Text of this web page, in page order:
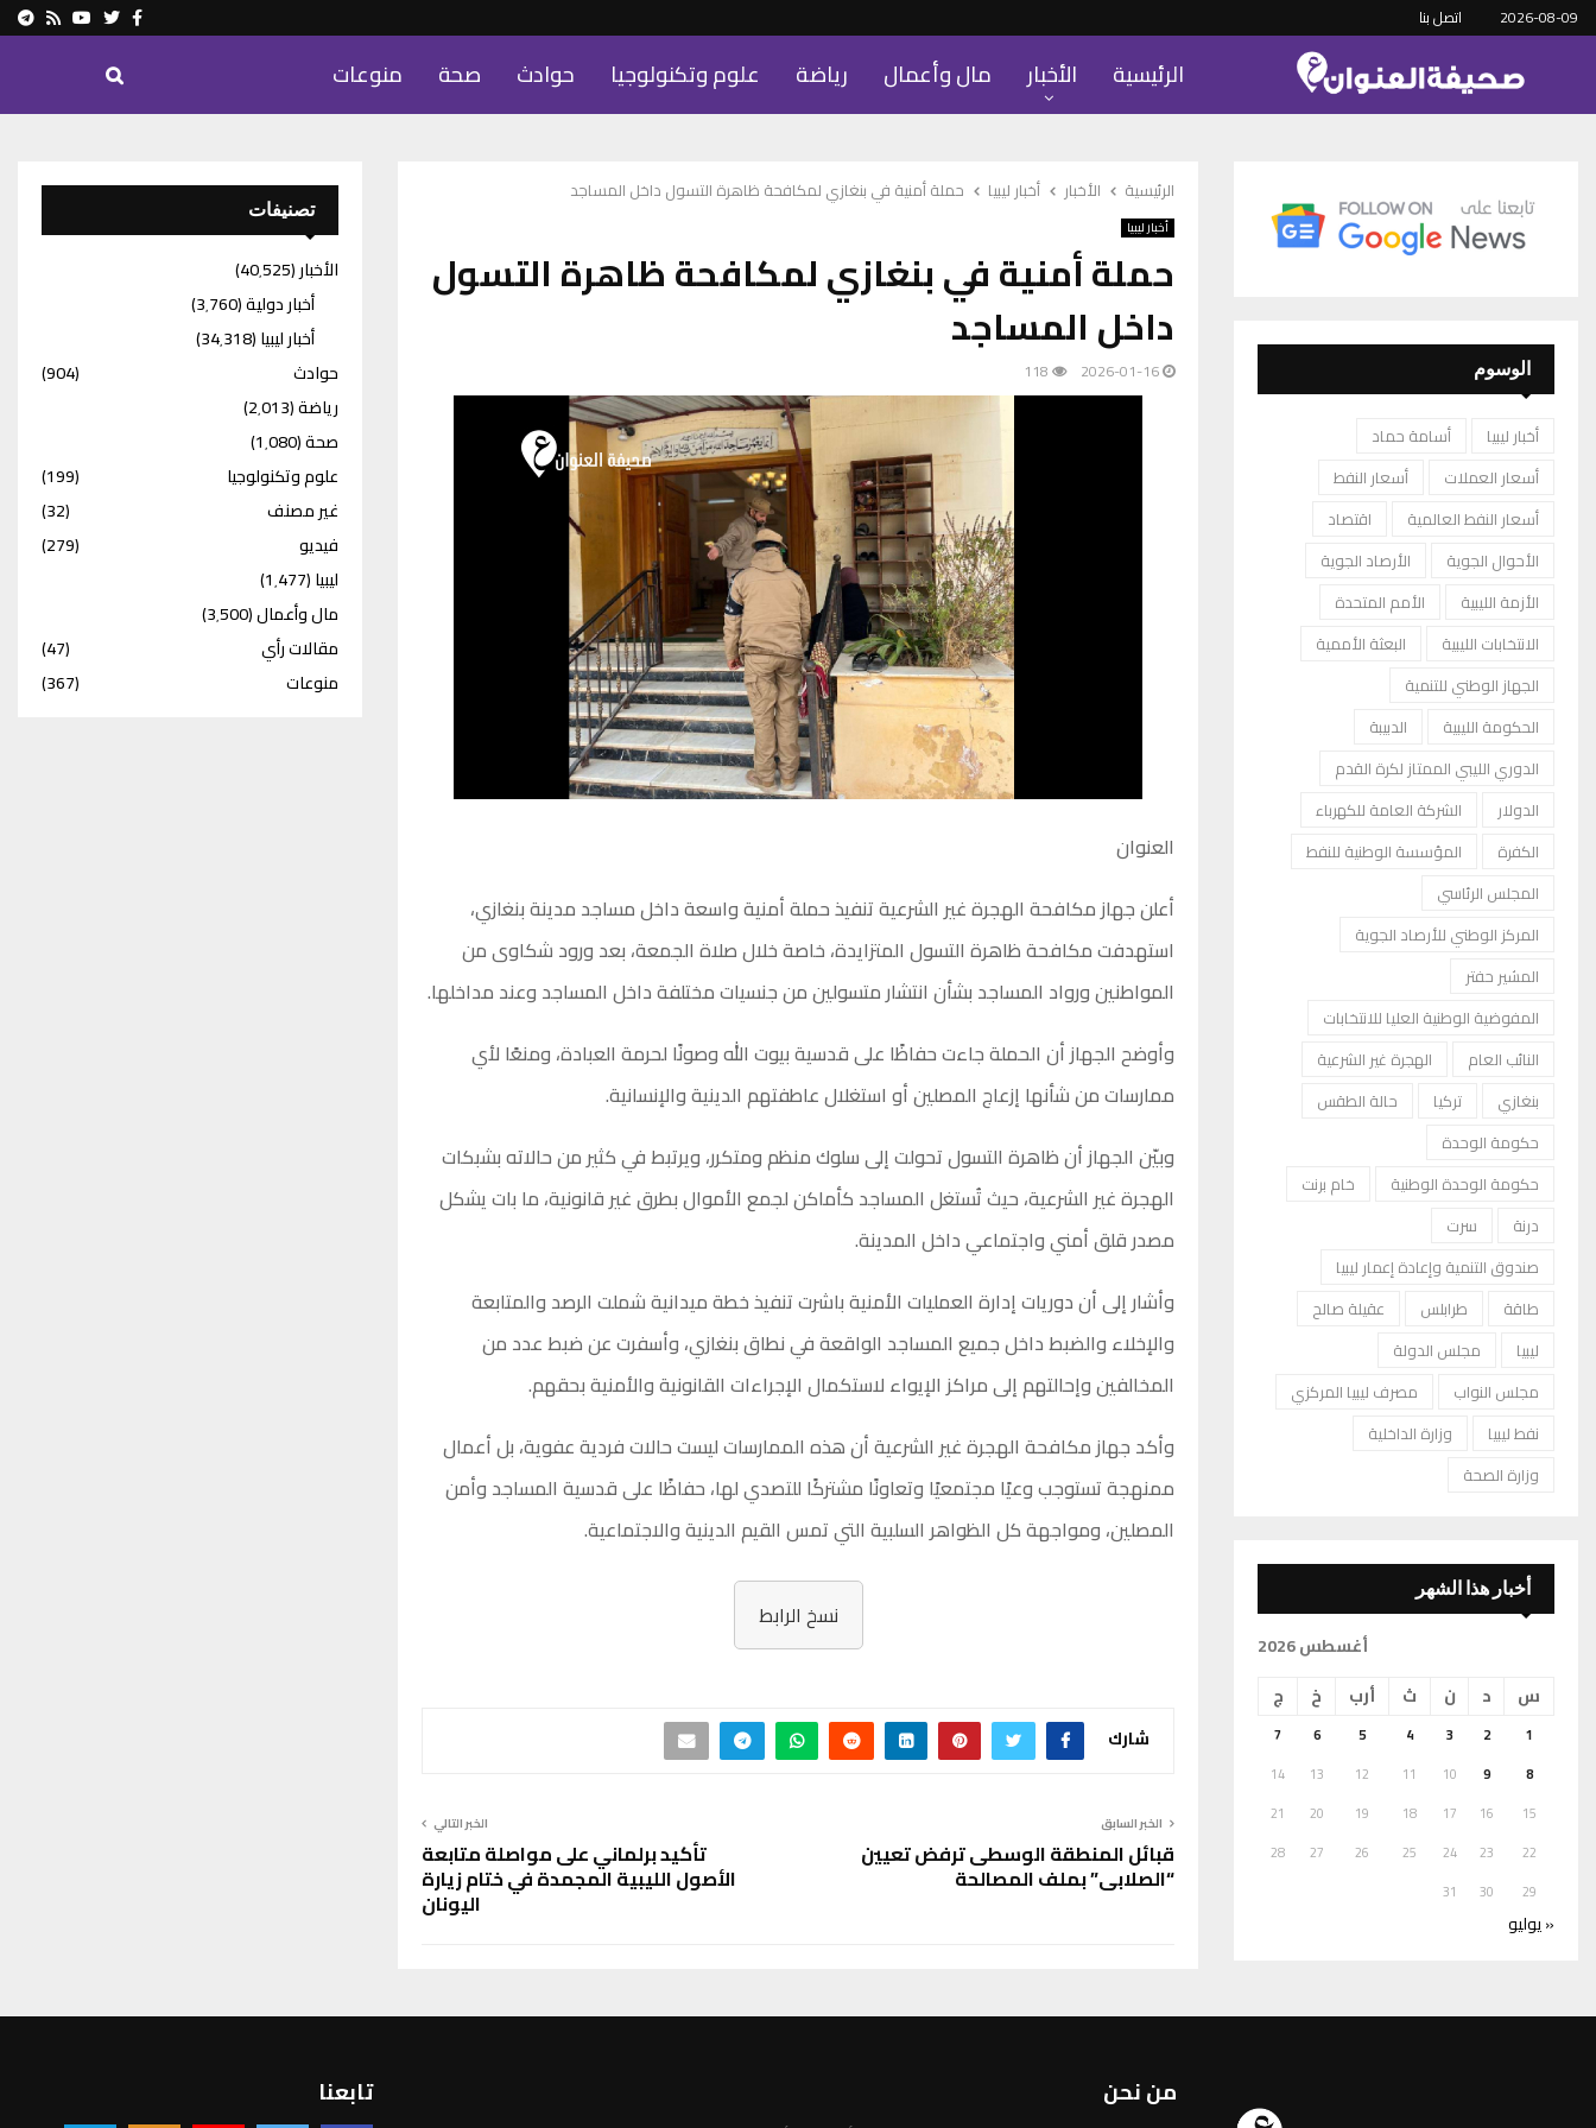
2026-08-09 اتصل بنا Facebook
Twitter
Youtube
Rss
الرئيسية الأخبار مال وأعمال رياضة علوم وتكنولوجيا حوادث صحة منوعات
الرئيسية الأخبار أخبار ليبيا حملة أمنية في بنغازي لمكافحة ظاهرة التسول داخل المساجد
أخبار ليبيا
حملة أمنية في بنغازي لمكافحة ظاهرة التسول
داخل المساجد
2026-01-16
118
العنوان
أعلن جهاز مكافحة الهجرة غير الشرعية تنفيذ حملة أمنية واسعة داخل مساجد مدينة بنغازي،
استهدفت مكافحة ظاهرة التسول المتزايدة، خاصة خلال صلاة الجمعة، بعد ورود شكاوى من
المواطنين ورواد المساجد بشأن انتشار متسولين من جنسيات مختلفة داخل المساجد وعند مداخلها.
وأوضح الجهاز أن الحملة جاءت حفاظًا على قدسية بيوت الله وصونًا لحرمة العبادة، ومنعًا لأي
ممارسات من شأنها إزعاج المصلين أو استغلال عاطفتهم الدينية والإنسانية.
وبيّن الجهاز أن ظاهرة التسول تحولت إلى سلوك منظم ومتكرر، ويرتبط في كثير من حالاته بشبكات
الهجرة غير الشرعية، حيث تُستغل المساجد كأماكن لجمع الأموال بطرق غير قانونية، ما بات يشكل
مصدر قلق أمني واجتماعي داخل المدينة.
وأشار إلى أن دوريات إدارة العمليات الأمنية باشرت تنفيذ خطة ميدانية شملت الرصد والمتابعة
والإخلاء والضبط داخل جميع المساجد الواقعة في نطاق بنغازي، وأسفرت عن ضبط عدد من
المخالفين وإحالتهم إلى مراكز الإيواء لاستكمال الإجراءات القانونية والأمنية بحقهم.
وأكد جهاز مكافحة الهجرة غير الشرعية أن هذه الممارسات ليست حالات فردية عفوية، بل أعمال
ممنهجة تستوجب وعيًا مجتمعيًا وتعاونًا مشتركًا للتصدي لها، حفاظًا على قدسية المساجد وأمن
المصلين، ومواجهة كل الظواهر السلبية التي تمس القيم الدينية والاجتماعية.
نسخ الرابط
شارك
الخبر السابق
قبائل المنطقة الوسطى ترفض تعيين
“الصلابي” بملف المصالحة
الخبر التالي
تأكيد برلماني على مواصلة متابعة
الأصول الليبية المجمدة في ختام زيارة
اليونان
الوسوم
أخبار ليبيا
أسامة حماد
أسعار العملات
أسعار النفط
أسعار النفط العالمية
اقتصاد
الأحوال الجوية
الأرصاد الجوية
الأزمة الليبية
الأمم المتحدة
الانتخابات الليبية
البعثة الأممية
الجهاز الوطني للتنمية
الحكومة الليبية
الدبيبة
الدوري الليبي الممتاز لكرة القدم
الدولار
الشركة العامة للكهرباء
الكفرة
المؤسسة الوطنية للنفط
المجلس الرئاسي
المركز الوطني للأرصاد الجوية
المشير حفتر
المفوضية الوطنية العليا للانتخابات
النائب العام
الهجرة غير الشرعية
بنغازي
تركيا
حالة الطقس
حكومة الوحدة
حكومة الوحدة الوطنية
خام برنت
درنة
سرت
صندوق التنمية وإعادة إعمار ليبيا
طاقة
طرابلس
عقيلة صالح
ليبيا
مجلس الدولة
مجلس النواب
مصرف ليبيا المركزي
نفط ليبيا
وزارة الداخلية
وزارة الصحة
أخبار هذا الشهر
أغسطس 2026
س
د ن ث أرب خ ج
1
2
3
4
5
6
7
8
9
10
11
12
13
14
15
16
17
18
19
20
21
22
23
24
25
26
27
28
29
30
31
« يوليو
تصنيفات
الأخبار(40٬525)
أخبار دولية(3٬760)
أخبار ليبيا(34٬318)
حوادث
(904)
رياضة(2٬013)
صحة(1٬080)
علوم وتكنولوجيا
(199)
غير مصنف
(32)
فيديو
(279)
ليبيا(1٬477)
مال وأعمال(3٬500)
مقالات رأي
(47)
منوعات
(367)
من نحن تابعنا